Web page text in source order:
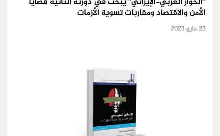
الأمن والاقتصاد ومقاربات تسوية الأزمات
23 مايو 2023